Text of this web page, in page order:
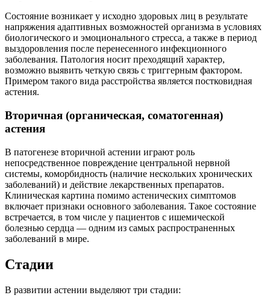
Состояние возникает у исходно здоровых лиц в результате
напряжения адаптивных возможностей организма в условиях
биологического и эмоционального стресса, а также в период
выздоровления после перенесенного инфекционного
заболевания. Патология носит преходящий характер,
возможно выявить четкую связь с триггерным фактором.
Примером такого вида расстройства является постковидная
астения.
Вторичная (органическая, соматогенная)
астения
В патогенезе вторичной астении играют роль
непосредственное повреждение центральной нервной
системы, коморбидность (наличие нескольких хронических
заболеваний) и действие лекарственных препаратов.
Клиническая картина помимо астенических симптомов
включает признаки основного заболевания. Такое состояние
встречается, в том числе у пациентов с ишемической
болезнью сердца — одним из самых распространенных
заболеваний в мире.
Стадии
В развитии астении выделяют три стадии: